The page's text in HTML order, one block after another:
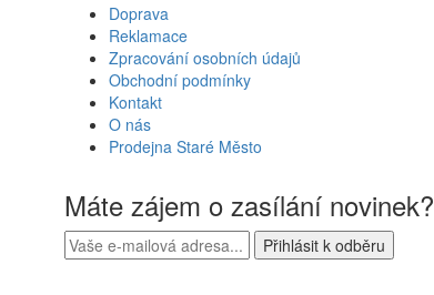
Doprava
Reklamace
Zpracování osobních údajů
Obchodní podmínky
Kontakt
O nás
Prodejna Staré Město
Máte zájem o zasílání novinek?